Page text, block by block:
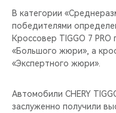
В категории
победителями
Кроссовер TIGGO 7
«Большого жюри», а
«Экспертного жюри».
Автомобили CHERY
заслуженно получили